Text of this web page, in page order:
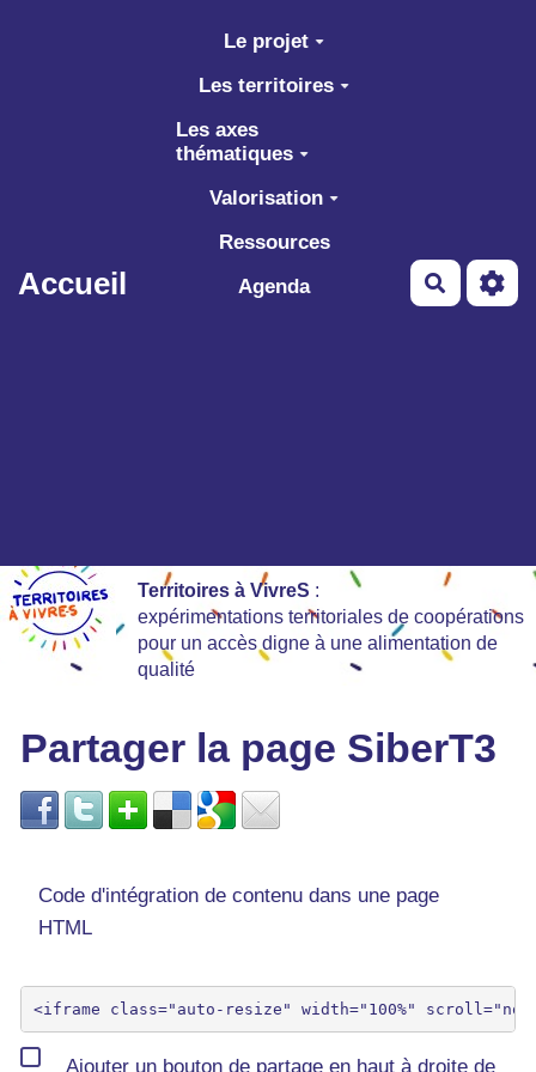
Aller au contenu principal
Accueil
Le projet
Les territoires
Les axes
thématiques
Valorisation
Ressources
Agenda
Territoires à VivreS :
expérimentations territoriales de coopérations
pour un accès digne à une alimentation de
qualité
Partager la page SiberT3
Code d'intégration de contenu dans une page
HTML
Ajouter un bouton de partage en haut à droite de